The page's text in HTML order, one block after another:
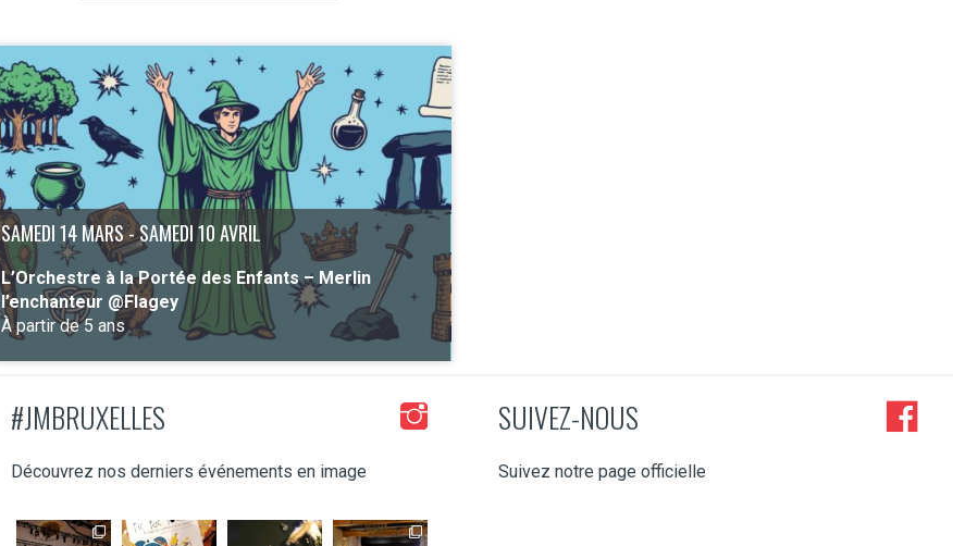
SAMEDI 14 MARS - SAMEDI 10 AVRIL
L’Orchestre à la Portée des Enfants – Merlin
l’enchanteur @Flagey
À partir de 5 ans
#JMBRUXELLES
Découvrez nos derniers événements en image
jmbruxelles
jmbruxelles
jmbruxelles
jmbruxelles
SUIVEZ-NOUS
Suivez notre page officielle